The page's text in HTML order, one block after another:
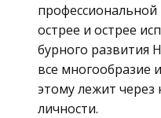
острее и острее
бурного развития
все многообразие
этому лежит
личности.